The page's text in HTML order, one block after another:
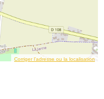
Corriger l’adresse ou la localisation